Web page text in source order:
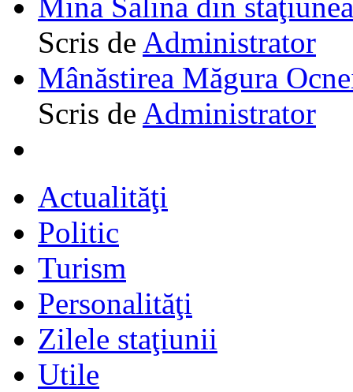
Scris de Administrator
Mânăstirea Măgura
Scris de Administrator
Actualităţi
Politic
Turism
Personalităţi
Zilele staţiunii
Utile